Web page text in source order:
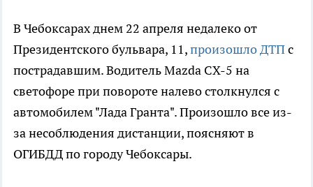
В Чебоксарах днем 22 апреля недалеко от
Президентского бульвара, 11,произошло ДТПс
пострадавшим. Водитель Mazda CX-5 на
светофоре при повороте налево столкнулся с
автомобилем "Лада Гранта". Произошло все из-
за несоблюдения дистанции, поясняют в
ОГИБДД по городу Чебоксары.